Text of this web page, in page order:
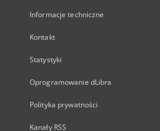
Informacje techniczne
Kontakt
Statystyki
Oprogramowanie dLibra
Polityka prywatności
Kanały RSS